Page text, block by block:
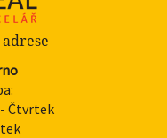
- Čtvrtek